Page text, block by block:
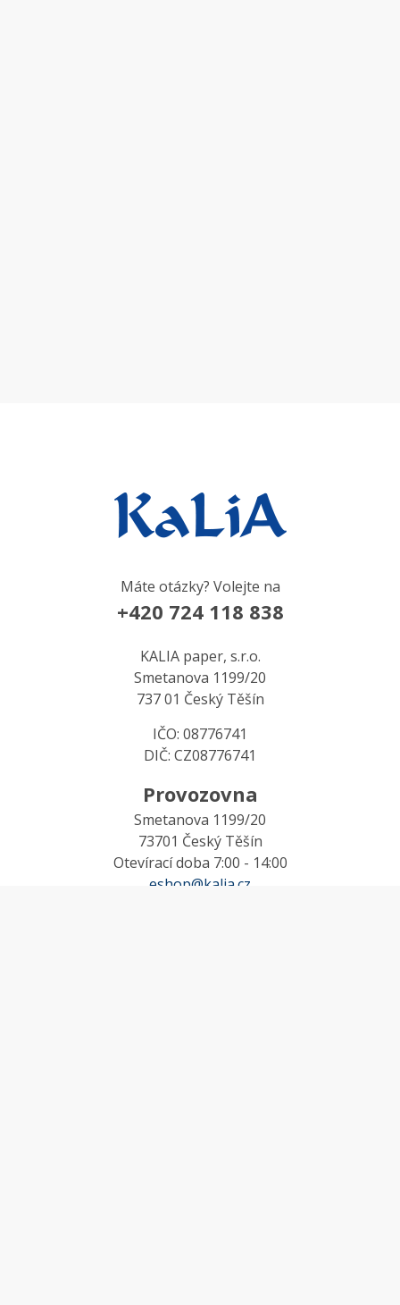
Máte otázky? Volejte na
+420 724 118 838
KALIA paper, s.r.o.
Smetanova 1199/20
737 01 Český Těšín
IČO: 08776741
DIČ: CZ08776741
Provozovna
Smetanova 1199/20
73701 Český Těšín
Otevírací doba 7:00 - 14:00
eshop@kalia.cz